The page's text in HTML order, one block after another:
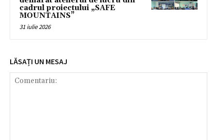
cadrul proiectului „SAFE
MOUNTAINS”
31 iulie 2026
LĂSAȚI UN MESAJ